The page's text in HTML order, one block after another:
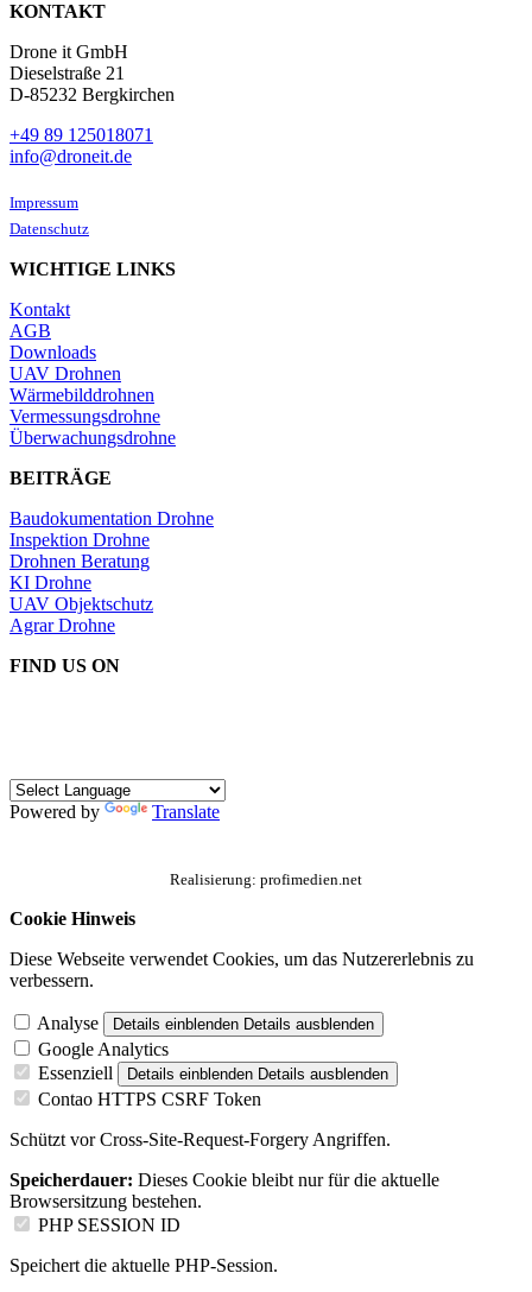
KONTAKT
Drone it GmbH
Dieselstraße 21
D-85232 Bergkirchen
+49 89 125018071
info@droneit.de
Impressum
Datenschutz
WICHTIGE LINKS
Kontakt
AGB
Downloads
UAV Drohnen
Wärmebilddrohnen
Vermessungsdrohne
Überwachungsdrohne
BEITRÄGE
Baudokumentation Drohne
Inspektion Drohne
Drohnen Beratung
KI Drohne
UAV Objektschutz
Agrar Drohne
FIND US ON
Powered by Translate
Realisierung: profimedien.net
Cookie Hinweis
Diese Webseite verwendet Cookies, um das Nutzererlebnis zu
verbessern.
Analyse Details einblenden Details ausblenden
Google Analytics
Essenziell
Details einblenden Details ausblenden
Contao HTTPS CSRF Token
Schützt vor Cross-Site-Request-Forgery Angriffen.
Speicherdauer: Dieses Cookie bleibt nur für die aktuelle
Browsersitzung bestehen.
PHP SESSION ID
Speichert die aktuelle PHP-Session.